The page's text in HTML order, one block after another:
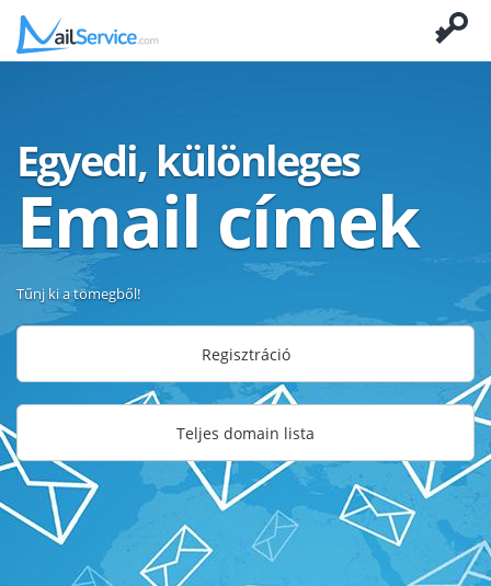
Egyedi, különleges
Email címek
Tűnj ki a tömegből!
Regisztráció
Teljes domain lista